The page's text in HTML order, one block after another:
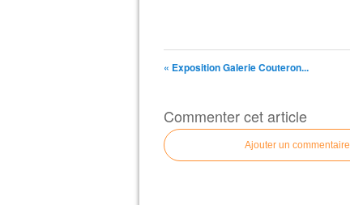
« Exposition Galerie Couteron...
Commenter cet article
Ajouter un commentaire